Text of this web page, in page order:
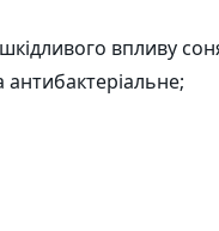
впливу